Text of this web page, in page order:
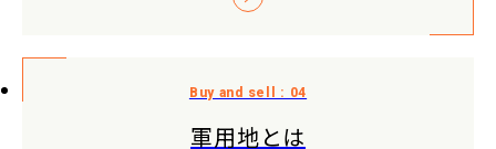
軍用地とは